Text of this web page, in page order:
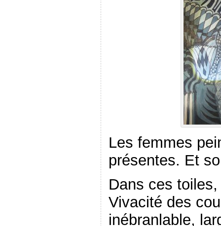
Les femmes
présentes. Et
Dans ces
Vivacité des
inébranlable,